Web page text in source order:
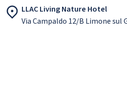
LLAC Living Nature Hotel
Via Campaldo 12/B Limone sul